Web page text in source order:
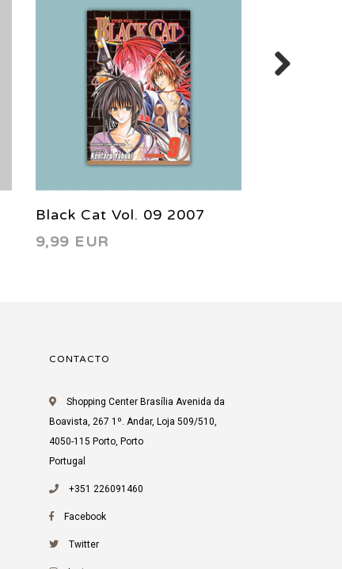
Black Cat Vol. 09 2007
9,99 EUR
CONTACTO
Shopping Center Brasília Avenida da
Boavista, 267 1º. Andar, Loja 509/510,
4050-115 Porto, Porto
Portugal
+351 226091460
Facebook
Twitter